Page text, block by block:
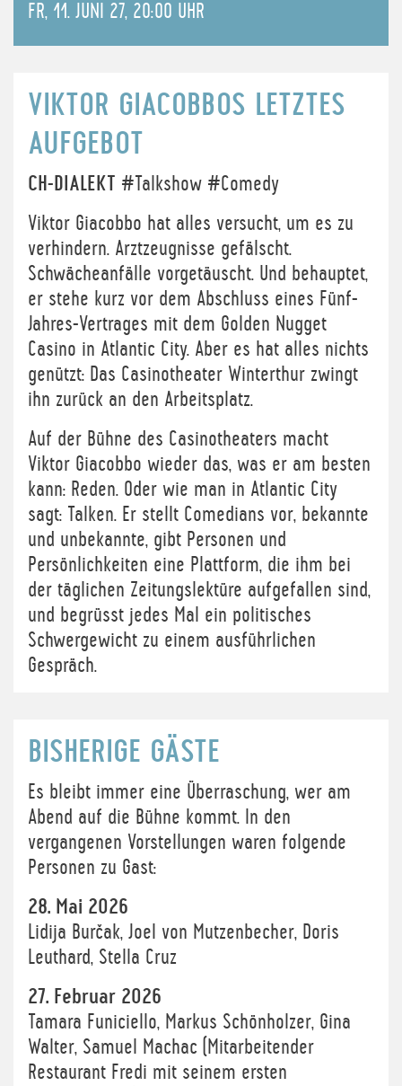
FR, 11. JUNI 27, 20:00 UHR
VIKTOR GIACOBBOS LETZTES
AUFGEBOT
CH-DIALEKT #Talkshow #Comedy
Viktor Giacobbo hat alles versucht, um es zu
verhindern. Arztzeugnisse gefälscht.
Schwächeanfälle vorgetäuscht. Und behauptet,
er stehe kurz vor dem Abschluss eines Fünf-
Jahres-Vertrages mit dem Golden Nugget
Casino in Atlantic City. Aber es hat alles nichts
genützt: Das Casinotheater Winterthur zwingt
ihn zurück an den Arbeitsplatz.
Auf der Bühne des Casinotheaters macht
Viktor Giacobbo wieder das, was er am besten
kann: Reden. Oder wie man in Atlantic City
sagt: Talken. Er stellt Comedians vor, bekannte
und unbekannte, gibt Personen und
Persönlichkeiten eine Plattform, die ihm bei
der täglichen Zeitungslektüre aufgefallen sind,
und begrüsst jedes Mal ein politisches
Schwergewicht zu einem ausführlichen
Gespräch.
BISHERIGE GÄSTE
Es bleibt immer eine Überraschung, wer am
Abend auf die Bühne kommt. In den
vergangenen Vorstellungen waren folgende
Personen zu Gast:
28. Mai 2026
Lidija Burčak, Joel von Mutzenbecher, Doris
Leuthard, Stella Cruz
27. Februar 2026
Tamara Funiciello, Markus Schönholzer, Gina
Walter, Samuel Machac (Mitarbeitender
Restaurant Fredi mit seinem ersten